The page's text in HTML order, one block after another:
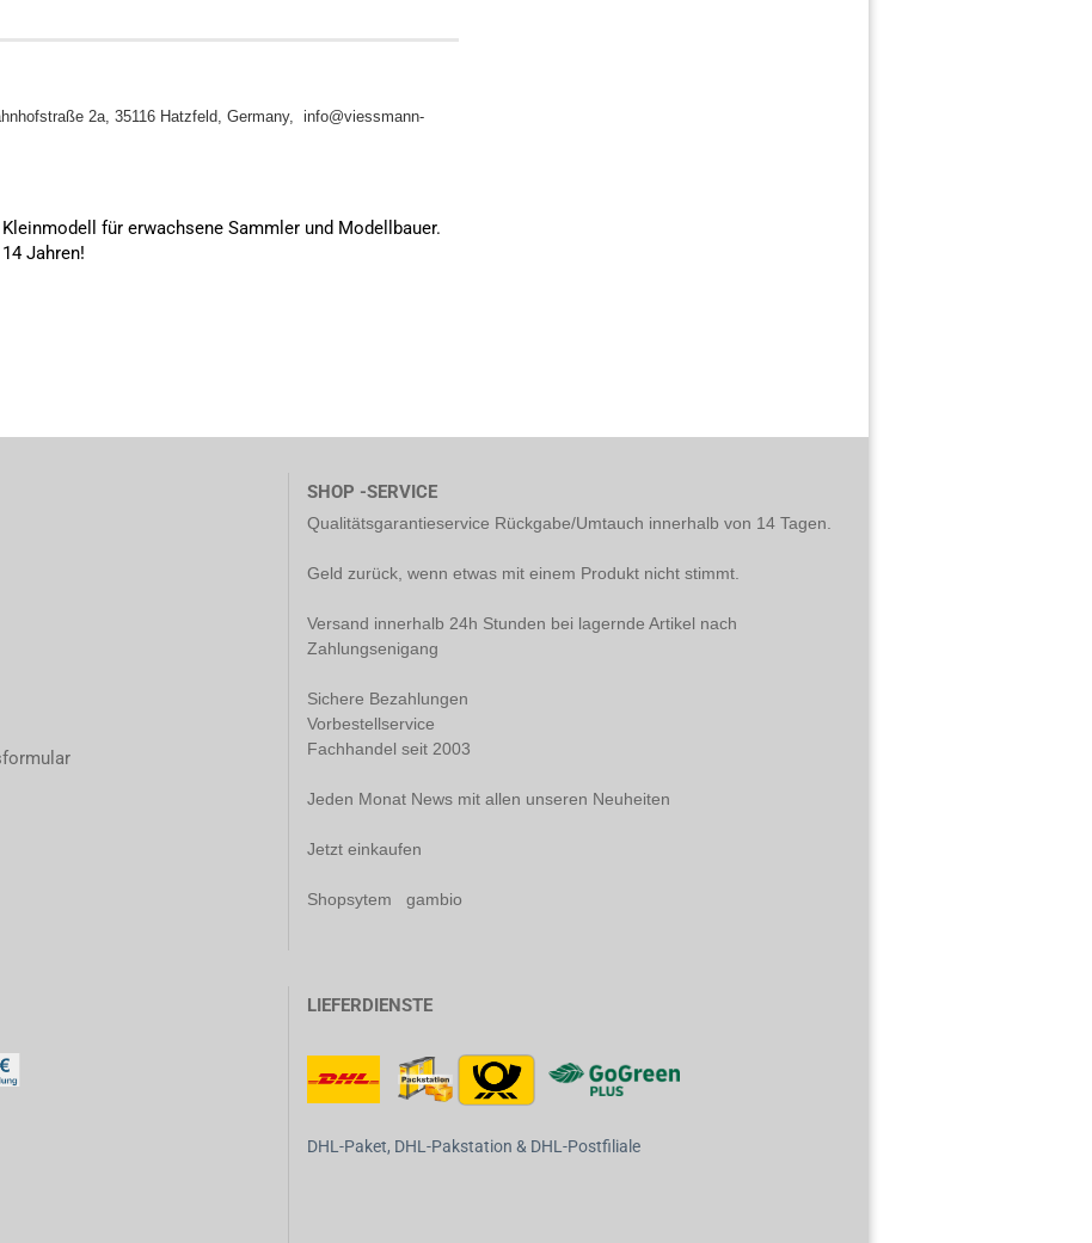
2a, 35116 Hatzfeld, Germany, info@viessmann-
für erwachsene Sammler und Modellbauer.
Jahren!
SHOP -SERVICE
Qualitätsgarantieservice Rückgabe/Umtauch innerhalb von 14 Tagen.
Geld zurück, wenn etwas mit einem Produkt nicht stimmt.
Versand innerhalb 24h Stunden bei lagernde Artikel nach
Zahlungsenigang
Sichere Bezahlungen
Vorbestellservice
Fachhandel seit 2003
Jeden Monat News mit allen unseren Neuheiten
Jetzt einkaufen
Shopsytem gambio
LIEFERDIENSTE
DHL-Paket, DHL-Pakstation & DHL-Postfiliale